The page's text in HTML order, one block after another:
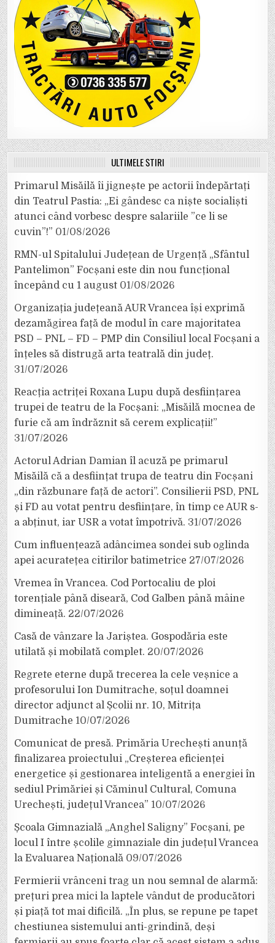
ULTIMELE ȘTIRI
Primarul Misăilă îi jignește pe actorii îndepărtați
din Teatrul Pastia: „Ei gândesc ca niște socialiști
atunci când vorbesc despre salariile ”ce li se
cuvin”!” 01/08/2026
RMN-ul Spitalului Județean de Urgență „Sfântul
Pantelimon” Focșani este din nou funcțional
începând cu 1 august 01/08/2026
Organizația județeană AUR Vrancea își exprimă
dezamăgirea față de modul în care majoritatea
PSD – PNL – FD – PMP din Consiliul local Focșani a
înțeles să distrugă arta teatrală din județ.
31/07/2026
Reacția actriței Roxana Lupu după desființarea
trupei de teatru de la Focșani: „Misăilă mocnea de
furie că am îndrăznit să cerem explicații!”
31/07/2026
Actorul Adrian Damian îl acuză pe primarul
Misăilă că a desființat trupa de teatru din Focșani
„din răzbunare față de actori”. Consilierii PSD, PNL
și FD au votat pentru desființare, în timp ce AUR s-
a abținut, iar USR a votat împotrivă. 31/07/2026
Cum influențează adâncimea sondei sub oglinda
apei acuratețea citirilor batimetrice 27/07/2026
Vremea în Vrancea. Cod Portocaliu de ploi
torențiale până diseară, Cod Galben până mâine
dimineață. 22/07/2026
Casă de vânzare la Jariștea. Gospodăria este
utilată și mobilată complet. 20/07/2026
Regrete eterne după trecerea la cele veșnice a
profesorului Ion Dumitrache, soțul doamnei
director adjunct al Școlii nr. 10, Mitrița
Dumitrache 10/07/2026
Comunicat de presă. Primăria Urechești anunță
finalizarea proiectului „Creșterea eficienței
energetice și gestionarea inteligentă a energiei în
sediul Primăriei și Căminul Cultural, Comuna
Urechești, județul Vrancea” 10/07/2026
Școala Gimnazială „Anghel Saligny” Focșani, pe
locul I între școlile gimnaziale din județul Vrancea
la Evaluarea Națională 09/07/2026
Fermierii vrânceni trag un nou semnal de alarmă:
prețuri prea mici la laptele vândut de producători
și piață tot mai dificilă. „În plus, se repune pe tapet
chestiunea sistemului anti-grindină, deși